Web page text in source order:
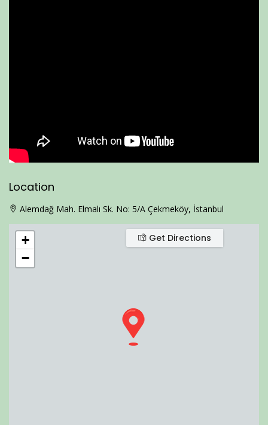
Location
Alemdağ Mah. Elmalı Sk. No: 5/A Çekmeköy, İstanbul
+
−
Get Directions